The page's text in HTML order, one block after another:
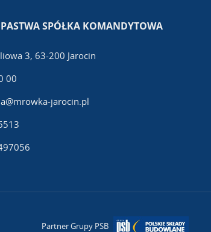
SPÓŁKA KOMANDYTOWA
3, 63-200 Jarocin
00
jarocin.pl
Partner Grupy PSB